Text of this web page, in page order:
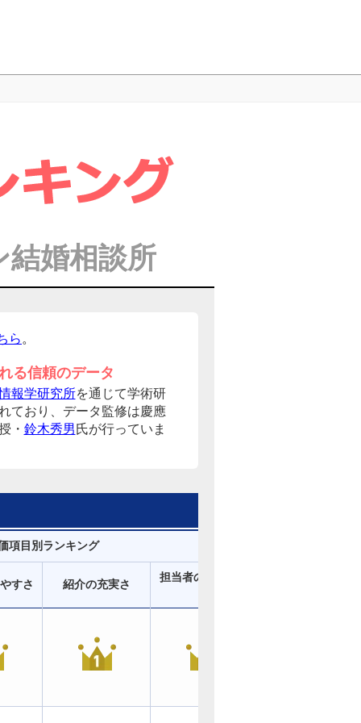
婚相談所
ら 。
る信頼のデータ
報学研究所を通じて学術研
ており、データ監修は慶應
・ 鈴木秀男 氏が行っていま
項目別ランキング
すさ 紹介の充実さ
担当者のサポート